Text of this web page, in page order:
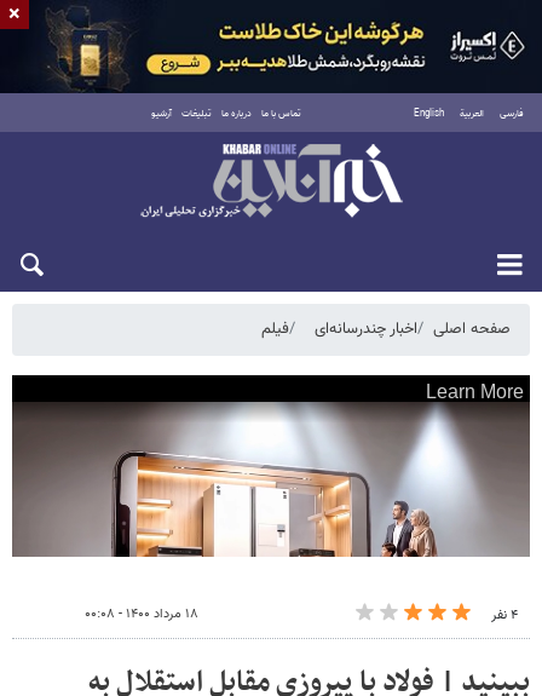
فارسی العربية English تماس با ما درباره ما تبلیغات آرشیو
جمعه ۱۶ مرداد ۱۴۰۵
صفحه اصلی اخبار چندرسانه‌ای فیلم
۴ نفر ۱۸ مرداد ۱۴۰۰ - ۰۰:۰۸
ببینید | فولاد با پیروزی مقابل استقلال به
×